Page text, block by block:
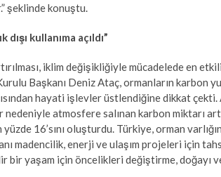
şeklinde konuştu.
kullanıma açıldı”
iklim değişikliğiyle mücadelede en
Başkanı Deniz Ataç, ormanların karbon
hayati işlevler üstlendiğine dikkat
atmosfere salınan karbon miktarı
16’sını oluşturdu. Türkiye, orman
madencilik, enerji ve ulaşım projeleri için
yaşam için öncelikleri değiştirme, doğayı ve